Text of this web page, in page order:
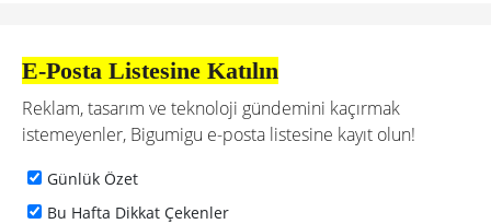
E-Posta Listesine Katılın
Reklam, tasarım ve teknoloji gündemini kaçırmak
istemeyenler, Bigumigu e-posta listesine kayıt olun!
Günlük Özet
Bu Hafta Dikkat Çekenler